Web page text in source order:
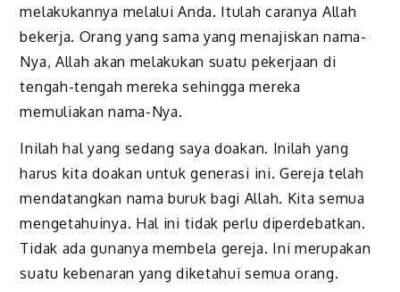
melakukannya melalui Anda. Itulah caranya Allah
bekerja. Orang yang sama yang menajiskan nama-
Nya, Allah akan melakukan suatu pekerjaan di
tengah-tengah mereka sehingga mereka
memuliakan nama-Nya.
Inilah hal yang sedang saya doakan. Inilah yang
harus kita doakan untuk generasi ini. Gereja telah
mendatangkan nama buruk bagi Allah. Kita semua
mengetahuinya. Hal ini tidak perlu diperdebatkan.
Tidak ada gunanya membela gereja. Ini merupakan
suatu kebenaran yang diketahui semua orang.